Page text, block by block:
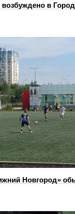
возбуждено в
Новгород»